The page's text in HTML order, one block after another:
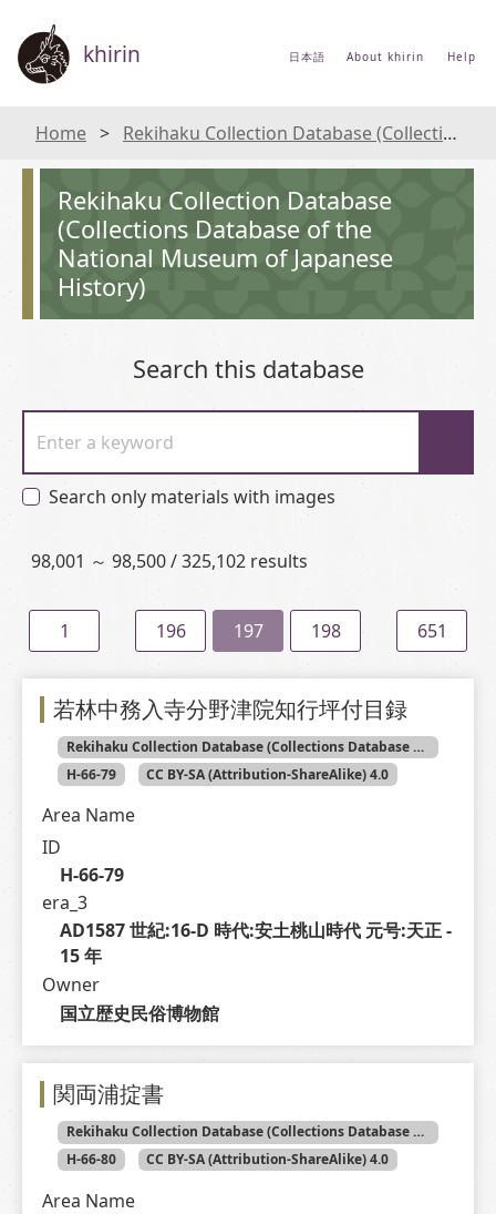
khirin 日本語 About khirin Help
Home Rekihaku Collection Database (Collections Database of the National Museum of Japanese History)
Rekihaku Collection Database
(Collections Database of the
National Museum of Japanese
History)
Search this database
Enter a keyword
Search only materials with images
98,001 ～ 98,500 / 325,102 results
1 196 197 198 651
若林中務入寺分野津院知行坪付目録
Rekihaku Collection Database (Collections Database of the National Museum of Japanese History)
H-66-79
CC BY-SA (Attribution-ShareAlike) 4.0
Area Name
ID
H-66-79
era_3
AD1587 世紀:16-D 時代:安土桃山時代 元号:天正 -
15 年
Owner
国立歴史民俗博物館
関両浦掟書
Rekihaku Collection Database (Collections Database of the National Museum of Japanese History)
H-66-80
CC BY-SA (Attribution-ShareAlike) 4.0
Area Name